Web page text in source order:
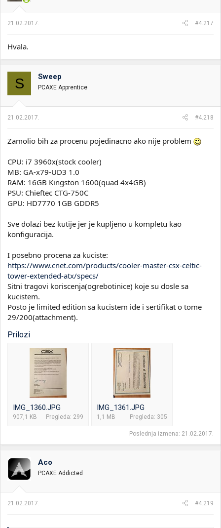
21.02.2017. #4.217
Hvala.
S Sweep
PCAXE Apprentice
21.02.2017. #4.218
Zamolio bih za procenu pojedinacno ako nije problem
CPU: i7 3960x(stock cooler)
MB: GA-x79-UD3 1.0
RAM: 16GB Kingston 1600(quad 4x4GB)
PSU: Chieftec CTG-750C
GPU: HD7770 1GB GDDR5
Sve dolazi bez kutije jer je kupljeno u kompletu kao
konfiguracija.
I posebno procena za kuciste:
https://www.cnet.com/products/cooler-master-csx-celtic-
tower-extended-atx/specs/
Sitni tragovi koriscenja(ogrebotinice) koje su dosle sa
kucistem.
Posto je limited edition sa kucistem ide i sertifikat o tome
29/200(attachment).
Prilozi
IMG_1360.JPG
907,1 KB Pregleda: 299
IMG_1361.JPG
1,1 MB Pregleda: 305
Poslednja izmena: 21.02.2017.
Aco
PCAXE Addicted
21.02.2017. #4.219